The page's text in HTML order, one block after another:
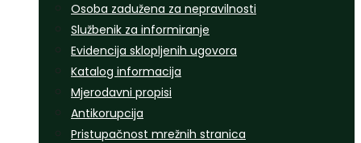
Osoba zadužena za nepravilnosti
Službenik za informiranje
Evidencija sklopljenih ugovora
Katalog informacija
Mjerodavni propisi
Antikorupcija
Pristupačnost mrežnih stranica